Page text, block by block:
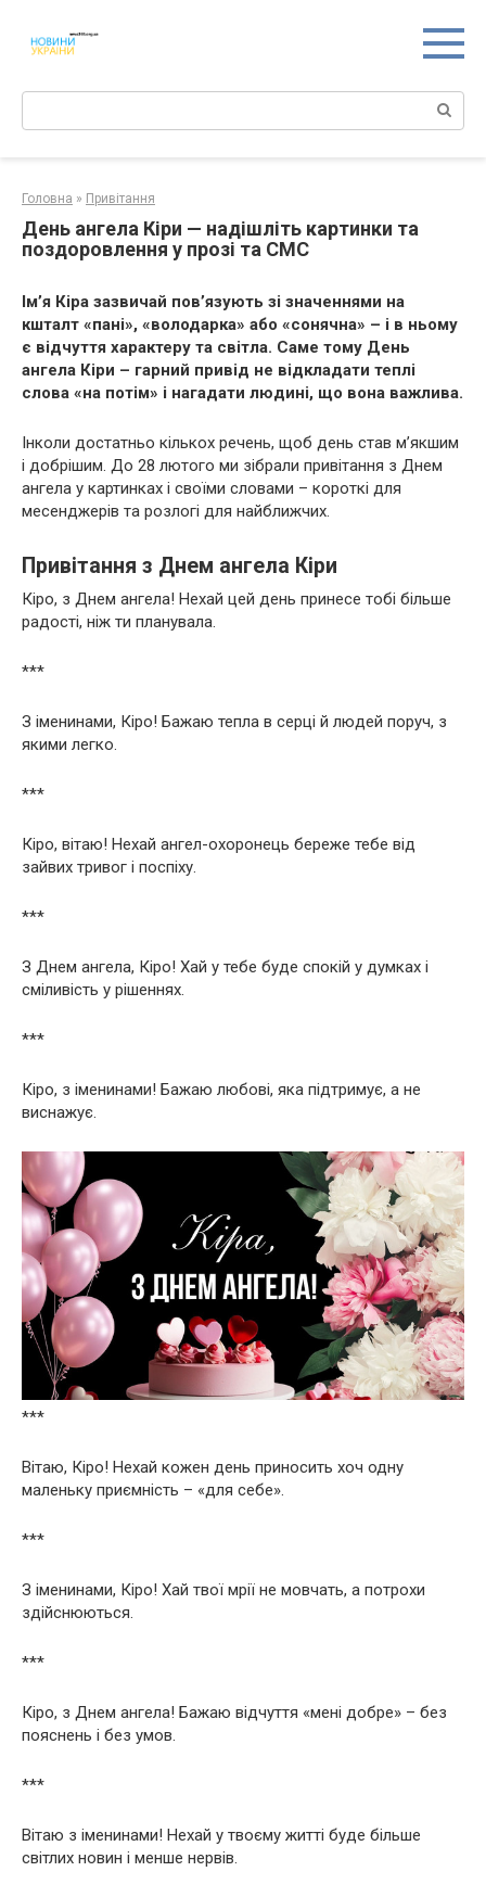
контенту
Поиск:
Головна » Привітання
День ангела Кіри — надішліть картинки та
поздоровлення у прозі та СМС
Ім’я Кіра зазвичай пов’язують зі значеннями на
кшталт «пані», «володарка» або «сонячна» – і в ньому
є відчуття характеру та світла. Саме тому День
ангела Кіри – гарний привід не відкладати теплі
слова «на потім» і нагадати людині, що вона важлива.
Інколи достатньо кількох речень, щоб день став м’якшим
і добрішим. До 28 лютого ми зібрали привітання з Днем
ангела у картинках і своїми словами – короткі для
месенджерів та розлогі для найближчих.
Привітання з Днем ангела Кіри
Кіро, з Днем ангела! Нехай цей день принесе тобі більше
радості, ніж ти планувала.
***
З іменинами, Кіро! Бажаю тепла в серці й людей поруч, з
якими легко.
***
Кіро, вітаю! Нехай ангел-охоронець береже тебе від
зайвих тривог і поспіху.
***
З Днем ангела, Кіро! Хай у тебе буде спокій у думках і
сміливість у рішеннях.
***
Кіро, з іменинами! Бажаю любові, яка підтримує, а не
виснажує.
***
Вітаю, Кіро! Нехай кожен день приносить хоч одну
маленьку приємність – «для себе».
***
З іменинами, Кіро! Хай твої мрії не мовчать, а потрохи
здійснюються.
***
Кіро, з Днем ангела! Бажаю відчуття «мені добре» – без
пояснень і без умов.
***
Вітаю з іменинами! Нехай у твоєму житті буде більше
світлих новин і менше нервів.